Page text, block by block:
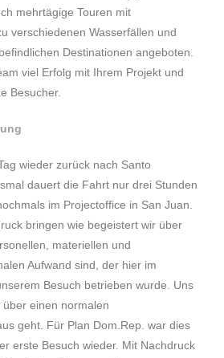
mehrtägige Touren mit
verschiedenen Wasserfällen und
Destinationen angeboten.
viel Erfolg mit Ihrem Projekt und
Besucher.
wieder zurück nach Santo
dauert die Fahrt nur drei Stunden
im Projectoffice in San Juan.
bringen wie begeistert wir über
materiellen und
Aufwand sind, der hier im
Besuch betrieben wurde. Uns
einen normalen
geht. Für Plan Dom.Rep. war dies
erste Besuch wieder. Mit Nachdruck